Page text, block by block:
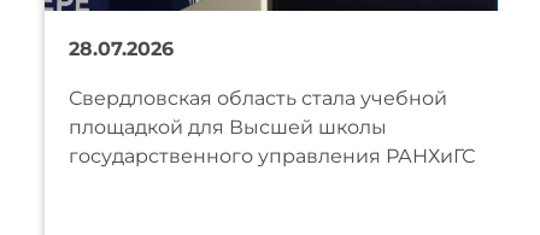
28.07.2026
Свердловская область стала учебной
площадкой для Высшей школы
государственного управления РАНХиГС